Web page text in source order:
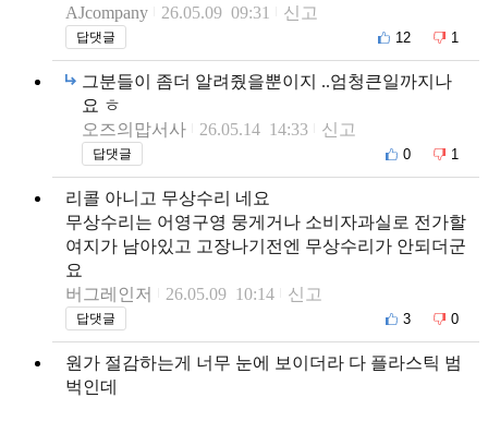
AJcompany
26.05.09 09:31 신고
답댓글 12 1
그분들이 좀더 알려줬을뿐이지 ..엄청큰일까지나
요 ㅎ
오즈의맙서사
26.05.14 14:33 신고
답댓글 0 1
리콜 아니고 무상수리 네요
무상수리는 어영구영 뭉게거나 소비자과실로 전가할
여지가 남아있고 고장나기전엔 무상수리가 안되더군
요
버그레인저
26.05.09 10:14 신고
답댓글 3 0
원가 절감하는게 너무 눈에 보이더라 다 플라스틱 범
벅인데